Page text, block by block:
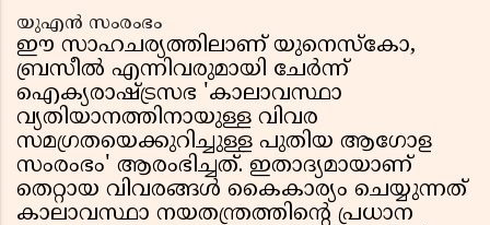
യുഎൻ സംരംഭം
ഈ സാഹചര്യത്തിലാണ് യുനെസ്കോ,
ബ്രസീൽ എന്നിവരുമായി ചേർന്ന്
ഐക്യരാഷ്ട്രസഭ 'കാലാവസ്ഥാ
വ്യതിയാനത്തിനായുള്ള വിവര
സമഗ്രതയെക്കുറിച്ചുള്ള പുതിയ ആഗോള
സംരംഭം' ആരംഭിച്ചത്. ഇതാദ്യമായാണ്
തെറ്റായ വിവരങ്ങൾ കൈകാര്യം ചെയ്യുന്നത്
കാലാവസ്ഥാ നയതന്ത്രത്തിൻ്റെ പ്രധാന